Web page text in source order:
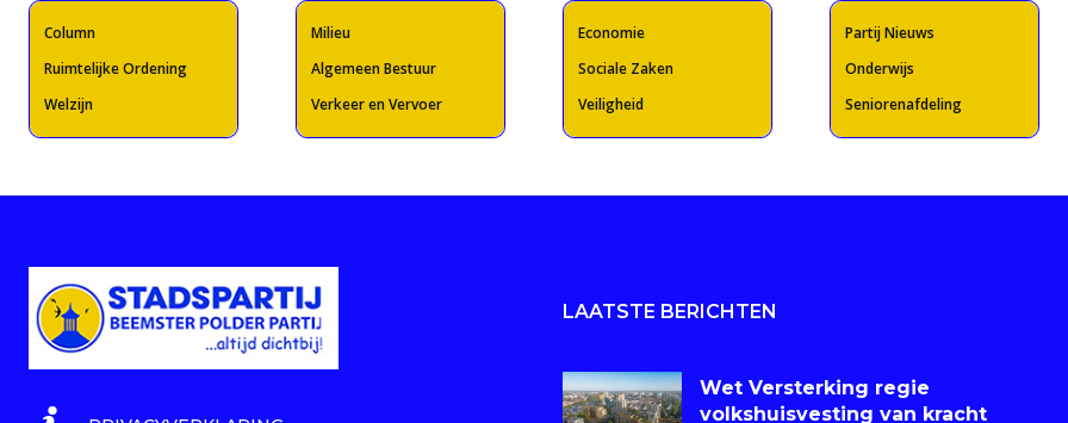
Column
Ruimtelijke Ordening
Welzijn
Milieu
Algemeen Bestuur
Verkeer en Vervoer
Economie
Sociale Zaken
Veiligheid
Partij Nieuws
Onderwijs
Seniorenafdeling
LAATSTE BERICHTEN
Wet Versterking regie
volkshuisvesting van kracht